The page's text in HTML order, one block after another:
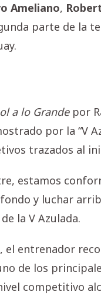
Ameliano,
parte de la
a lo Grandepor
por la “V
trazados al
estamos
y luchar
la V Azulada.
el entrenador
de los
competitivo